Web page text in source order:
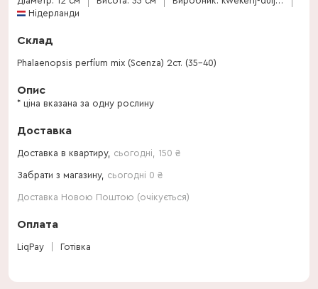
Нідерланди
Склад
Phalaenopsis perfíum mix (Scenza) 2ст. (35-40)
Опис
* ціна вказана за одну рослину
Доставка
Доставка в квартиру, сьогодні 150 ₴
Забрати з магазину, сьогодні 0 ₴
Доставка Новою Поштою (очікується)
Оплата
LiqPay Готівка